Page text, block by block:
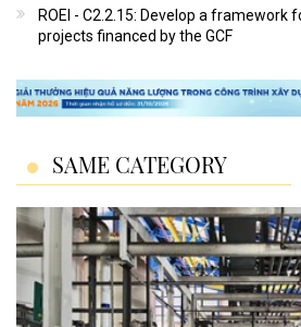
ROEI - C2.2.15: Develop a framework
projects financed by the GCF
SAME CATEGORY